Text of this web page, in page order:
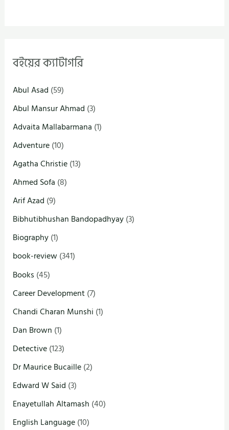
বইয়ের ক্যাটাগরি
Abul Asad (59)
Abul Mansur Ahmad (3)
Advaita Mallabarmana (1)
Adventure(10)
Agatha Christie(13)
Ahmed Sofa (8)
Arif Azad (9)
Bibhutibhushan Bandopadhyay(3)
Biography(1)
book-review(341)
Books (45)
Career Development(7)
Chandi Charan Munshi (1)
Dan Brown (1)
Detective(123)
Dr Maurice Bucaille(2)
Edward W Said (3)
Enayetullah Altamash (40)
English Language(10)